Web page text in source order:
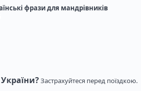
фрази для мандрівників
Застрахуйтеся перед поїздкою.